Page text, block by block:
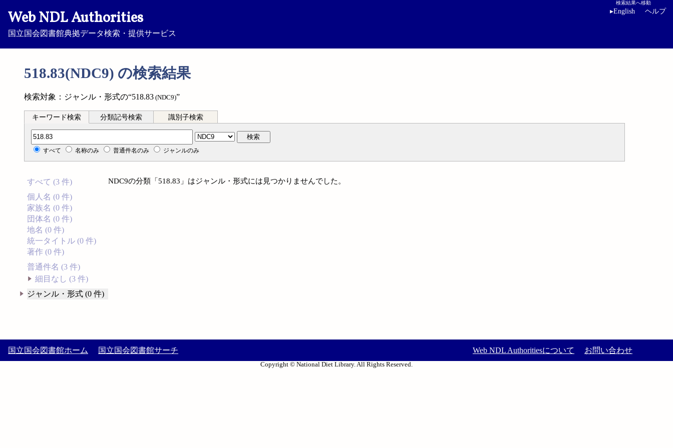
Web NDL Authorities
国立国会図書館典拠データ検索・提供サービス
検索結果へ移動
▸English ヘルプ
518.83(NDC9) の検索結果
検索対象：ジャンル・形式の“518.83 (NDC9)”
キーワード検索 分類記号検索 識別子検索
分類記号検索 検索
すべて 名称のみ 普通件名のみ ジャンルのみ
すべて (3 件)
個人名 (0 件)
家族名 (0 件)
団体名 (0 件)
地名 (0 件)
統一タイトル (0 件)
著作 (0 件)
普通件名 (3 件)
細目なし (3 件)
ジャンル・形式 (0 件)
NDC9の分類「518.83」はジャンル・形式には見つかりませんでした。
国立国会図書館ホーム 国立国会図書館サーチ Web NDL Authoritiesについて お問い合わせ
Copyright © National Diet Library. All Rights Reserved.